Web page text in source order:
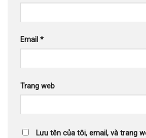
Email *
Trang web
Lưu tên của tôi, email, và trang